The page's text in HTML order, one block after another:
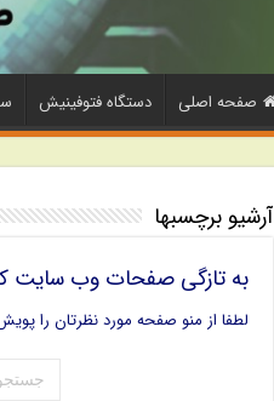
صفحه اصلی دستگاه فتوفینیش
آرشیو برچسبها
به تازگی صفحات وب سایت
لطفا از منو صفحه مورد نظرتان را